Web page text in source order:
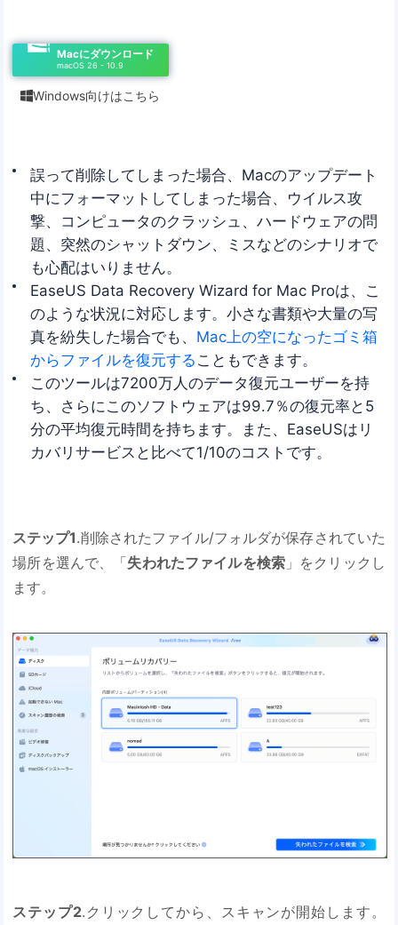
Macにダウンロード
macOS 26 - 10.9
Windows向けはこちら
誤って削除してしまった場合、Macのアップデート
中にフォーマットしてしまった場合、ウイルス攻
撃、コンピュータのクラッシュ、ハードウェアの問
題、突然のシャットダウン、ミスなどのシナリオで
も心配はいりません。
EaseUS Data Recovery Wizard for Mac Proは、こ
のような状況に対応します。小さな書類や大量の写
真を紛失した場合でも、 Mac上の空になったゴミ箱
からファイルを復元する こともできます。
このツールは7200万人のデータ復元ユーザーを持
ち、さらにこのソフトウェアは99.7％の復元率と5
分の平均復元時間を持ちます。また、EaseUSはリ
カバリサービスと比べて1/10のコストです。
ステップ1.削除されたファイル/フォルダが保存されていた
場所を選んで、「失われたファイルを検索」をクリックし
ます。
ステップ2.クリックしてから、スキャンが開始します。